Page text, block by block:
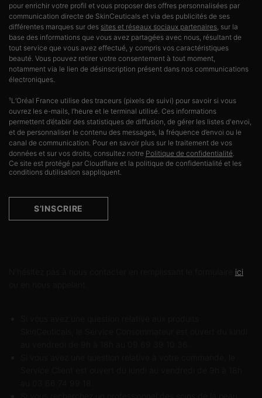
pour enrichir votre profil et vous proposer des offres personnalisées par
communication directe de SkinCeuticals et via des publicités de ses
différentes marques sur des sites et réseaux sociaux partenaires , sur la
base des informations que vous avez partagées avec nous, résultant de
tout service que vous avez effectué, y compris vos caractéristiques
beauté. Vous pouvez retirer votre consentement à tout moment,
notamment via le lien de désinscription présent dans nos communications
électroniques.
¹L’Oréal France utilise des traceurs (pixels de suivi) pour savoir si vous
ouvrez les e-mails, l’heure et le terminal utilisé. Ces informations
permettent d’établir des statistiques de diffusion, de gérer les listes d'envoi,
et de personnaliser le contenu des messages, la fréquence d’envoi ou le
canal de communication. Pour en savoir plus sur le traitement de vos
données et sur vos droits, consultez notre Politique de confidentialité
Ce site est protégé par Cloudflare et la politique de confidentialité et les
conditions dutilisation sappliquent.
S’INSCRIRE
ici